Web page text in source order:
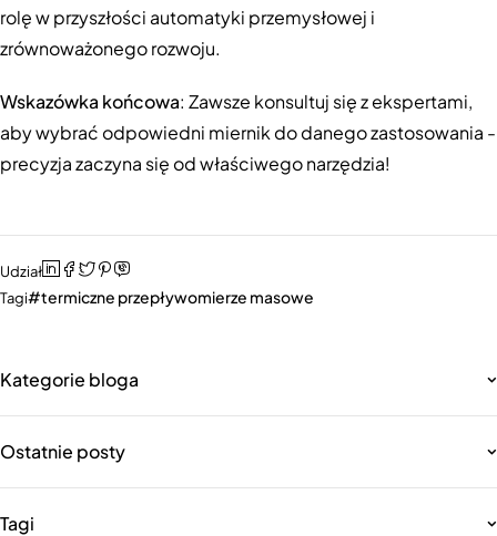
rolę w przyszłości automatyki przemysłowej i
zrównoważonego rozwoju.
Wskazówka końcowa: Zawsze konsultuj się z ekspertami,
aby wybrać odpowiedni miernik do danego zastosowania -
precyzja zaczyna się od właściwego narzędzia!
Udział
Tagi
termiczne przepływomierze masowe
Kategorie bloga
Ostatnie posty
Tagi